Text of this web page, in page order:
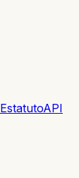
EstatutoAPI